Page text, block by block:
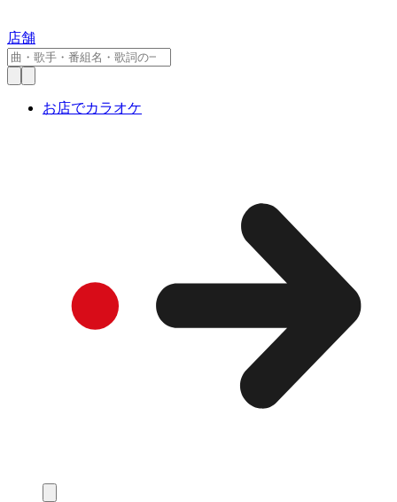
店舗
お店でカラオケ